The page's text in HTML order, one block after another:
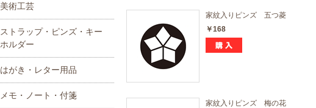
家紋入りピンズ 五つ菱
￥168
家紋入りピンズ 梅の花
美術工芸
ストラップ・ピンズ・キー
ホルダー
はがき・レター用品
メモ・ノート・付箋